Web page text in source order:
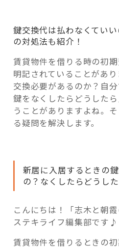
「モノ」
fleXe
「ひと」
協賛・協力店
鍵交換代は払わなくてい
の対処法も紹介！
賃貸物件を借りる時の初
明記されていることがあ
交換必要があるのか？自
鍵をなくしたらどうした
うことがありますよね。
る疑問を解決します。
新居に入居するときの
の？なくしたらどうし
こんにちは！「志木と朝
ステキライフ編集部です♪
賃貸物件を借りるときの